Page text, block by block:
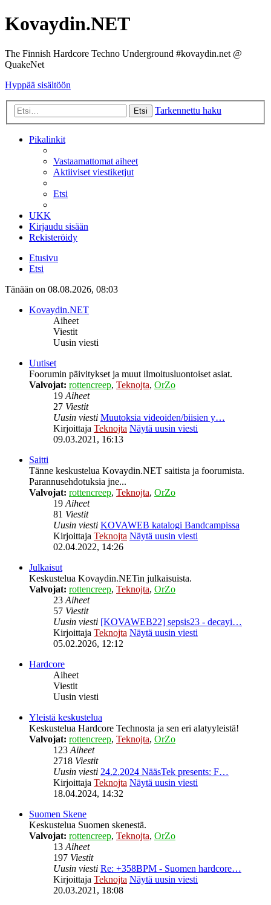
Kovaydin.NET
The Finnish Hardcore Techno Underground #kovaydin.net @
QuakeNet
Hyppää sisältöön
Etsi Tarkennettu haku
Pikalinkit
Vastaamattomat aiheet
Aktiiviset viestiketjut
Etsi
UKK
Kirjaudu sisään
Rekisteröidy
Etusivu
Etsi
Tänään on 08.08.2026, 08:03
Kovaydin.NET
Aiheet
Viestit
Uusin viesti
Uutiset
Foorumin päivitykset ja muut ilmoitusluontoiset asiat.
Valvojat: rottencreep, Teknojta, OrZo
19Aiheet
27 Viestit
Uusin viesti Muutoksia videoiden/biisien y…
Kirjoittaja Teknojta Näytä uusin viesti
09.03.2021, 16:13
Saitti
Tänne keskustelua Kovaydin.NET saitista ja foorumista.
Parannusehdotuksia jne...
Valvojat: rottencreep, Teknojta, OrZo
19Aiheet
81 Viestit
Uusin viesti KOVAWEB katalogi Bandcampissa
Kirjoittaja Teknojta Näytä uusin viesti
02.04.2022, 14:26
Julkaisut
Keskustelua Kovaydin.NETin julkaisuista.
Valvojat: rottencreep, Teknojta, OrZo
23Aiheet
57 Viestit
Uusin viesti [KOVAWEB22] sepsis23 - decayi…
Kirjoittaja Teknojta Näytä uusin viesti
05.02.2026, 12:12
Hardcore
Aiheet
Viestit
Uusin viesti
Yleistä keskustelua
Keskustelua Hardcore Technosta ja sen eri alatyyleistä!
Valvojat: rottencreep, Teknojta, OrZo
123Aiheet
2718 Viestit
Uusin viesti 24.2.2024 NääsTek presents: F…
Kirjoittaja Teknojta Näytä uusin viesti
18.04.2024, 14:32
Suomen Skene
Keskustelua Suomen skenestä.
Valvojat: rottencreep, Teknojta, OrZo
13Aiheet
197 Viestit
Uusin viesti Re: +358BPM - Suomen hardcore…
Kirjoittaja Teknojta Näytä uusin viesti
20.03.2021, 18:08